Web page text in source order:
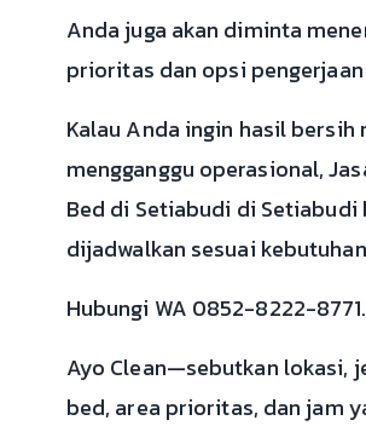
Anda juga akan diminta
prioritas dan opsi
Kalau Anda ingin hasil bersih
mengganggu operasional,
Bed di Setiabudi di Setiabudi
dijadwalkan sesuai
Hubungi WA 0852-8222-
Ayo Clean—sebutkan lokasi,
bed, area prioritas, dan jam